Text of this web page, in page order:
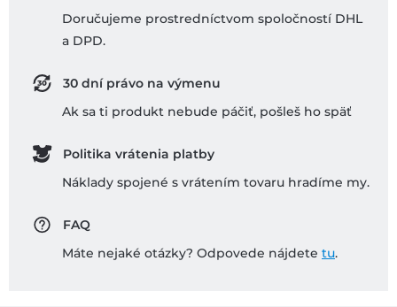
Doručujeme prostredníctvom spoločností DHL
a DPD.
30 dní právo na výmenu
Ak sa ti produkt nebude páčiť, pošleš ho späť
Politika vrátenia platby
Náklady spojené s vrátením tovaru hradíme my.
FAQ
Máte nejaké otázky? Odpovede nájdete tu.